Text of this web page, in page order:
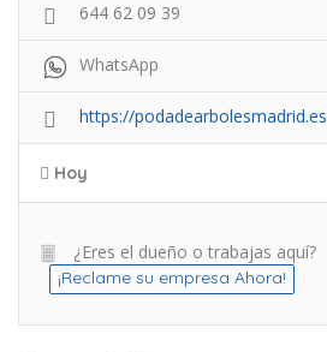
644 62 09 39
WhatsApp
https://podadearbolesmadrid.es
Hoy
¿Eres el dueño o trabajas aquí?
¡Reclame su empresa Ahora!